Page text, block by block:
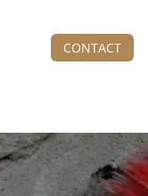
CONTACT
Lecteur
vidéo